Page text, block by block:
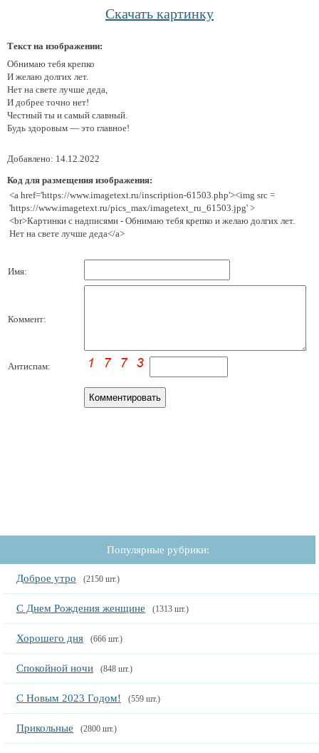
Скачать картинку
Текст на изображении:
Обнимаю тебя крепко
И желаю долгих лет.
Нет на свете лучше деда,
И добрее точно нет!
Честный ты и самый славный.
Будь здоровым — это главное!
Добавлено: 14.12.2022
Код для размещения изображения:
<a href='https://www.imagetext.ru/inscription-61503.php'><img src =
'https://www.imagetext.ru/pics_max/imagetext_ru_61503.jpg' >
<br>Картинки с надписями - Обнимаю тебя крепко и желаю долгих лет.
Нет на свете лучше деда</a>
Имя:
Коммент:
Антиспам:
Популярные рубрики:
Доброе утро (2150 шт.)
С Днем Рождения женщине (1313 шт.)
Хорошего дня (666 шт.)
Спокойной ночи (848 шт.)
С Новым 2023 Годом! (559 шт.)
Прикольные (2800 шт.)